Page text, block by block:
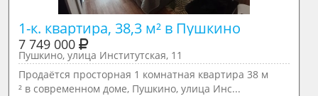
1-к. квартира, 38,3 м² в Пушкино
7 749 000
Пушкино, улица Институтская, 11
Продаётся просторная 1 комнатная квартира 38 м
² в современном доме, Пушкино, улица Инс...